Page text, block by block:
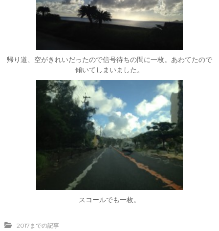
帰り道、空がきれいだったので信号待ちの間に一枚。あわてたので
傾いてしまいました。
スコールでも一枚。
2017までの記事